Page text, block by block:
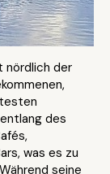
nördlich der
des
was es zu
seine